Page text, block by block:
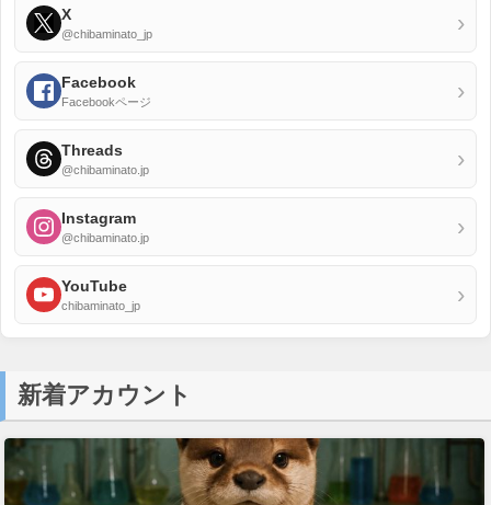
X
@chibaminato_jp ›
Facebook
Facebookページ ›
Threads
@chibaminato.jp ›
Instagram
@chibaminato.jp ›
YouTube
chibaminato_jp ›
新着アカウント